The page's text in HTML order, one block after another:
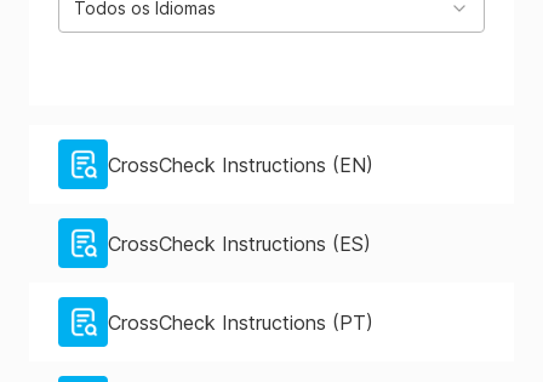
Todos os Idiomas
CrossCheck Instructions (EN)
CrossCheck Instructions (ES)
CrossCheck Instructions (PT)